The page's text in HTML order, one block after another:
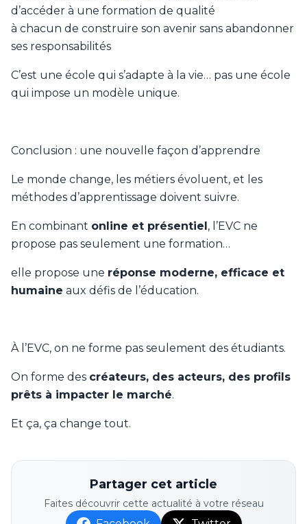
d’accéder à une formation de qualité
à chacun de construire son avenir sans abandonner
ses responsabilités
C’est une école qui s’adapte à la vie… pas une école
qui impose un modèle unique.
Conclusion : une nouvelle façon d’apprendre
Le monde change, les métiers évoluent, et les
méthodes d’apprentissage doivent suivre.
En combinant online et présentiel, l’EVC ne
propose pas seulement une formation…
elle propose une réponse moderne, efficace et
humaine aux défis de l’éducation.
À l’EVC, on ne forme pas seulement des étudiants.
On forme des créateurs, des acteurs, des profils
prêts à impacter le marché.
Et ça, ça change tout.
Partager cet article
Faites découvrir cette actualité à votre réseau